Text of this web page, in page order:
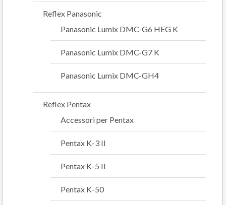
Reflex Panasonic
Panasonic Lumix DMC-G6 HEG K
Panasonic Lumix DMC-G7 K
Panasonic Lumix DMC-GH4
Reflex Pentax
Accessori per Pentax
Pentax K-3 II
Pentax K-5 II
Pentax K-50